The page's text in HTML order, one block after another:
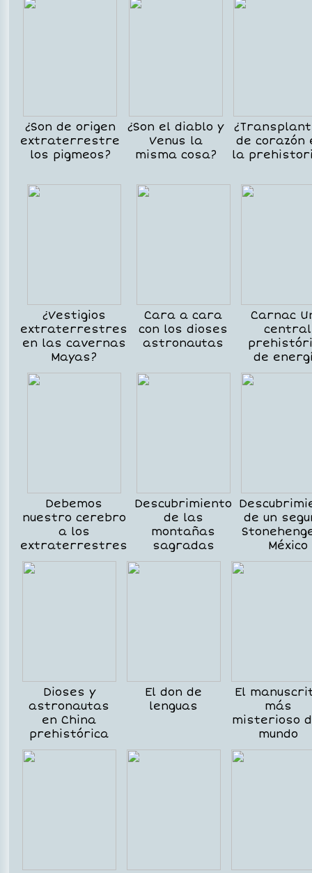
¿Son de origen
extraterrestre
los pigmeos?
¿Son el diablo y
Venus la
misma cosa?
de corazón
la
¿Vestigios
extraterrestres
en las cavernas
Mayas?
Cara a cara
con los dioses
astronautas
Carnac
central
de
Debemos
nuestro cerebro
a los
extraterrestres
Descubrimiento
de las
montañas
sagradas
de un
México
Dioses y
astronautas
en China
prehistórica
El don de
lenguas
El
más
misterioso
mundo